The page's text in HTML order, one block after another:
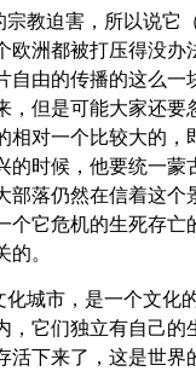
宗教迫害，所以说它
欧洲都被打压得没办
自由的传播的这么一
，但是可能大家还要
相对一个比较大的，
的时候，他要统一蒙
部落仍然在信着这个
个它危机的生死存亡
。
化城市，是一个文化
，它们独立有自己的
活下来了，这是世界